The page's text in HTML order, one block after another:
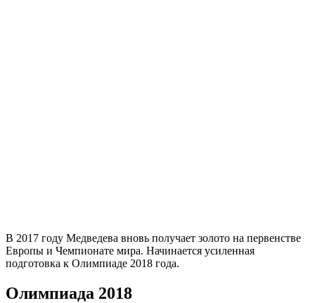
В 2017 году Медведева вновь получает золото на первенстве
Европы и Чемпионате мира. Начинается усиленная
подготовка к Олимпиаде 2018 года.
Олимпиада 2018